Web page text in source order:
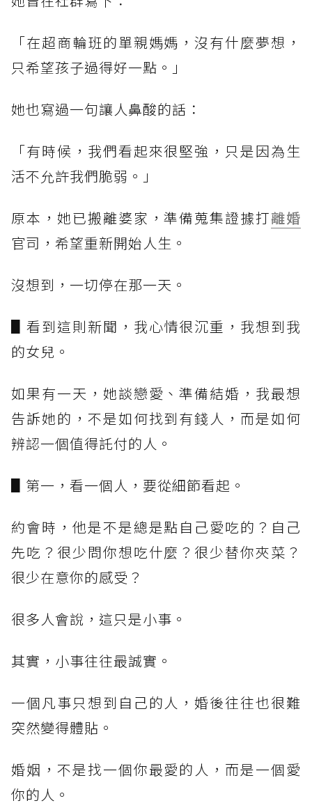
「在超商輪班的單親媽媽，沒有什麼夢想，
只希望孩子過得好一點。」
她也寫過一句讓人鼻酸的話：
「有時候，我們看起來很堅強，只是因為生
活不允許我們脆弱。」
原本，她已搬離婆家，準備蒐集證據打離婚
官司，希望重新開始人生。
沒想到，一切停在那一天。
▋看到這則新聞，我心情很沉重，我想到我
的女兒。
如果有一天，她談戀愛、準備結婚，我最想
告訴她的，不是如何找到有錢人，而是如何
辨認一個值得託付的人。
▋第一，看一個人，要從細節看起。
約會時，他是不是總是點自己愛吃的？自己
先吃？很少問你想吃什麼？很少替你夾菜？
很少在意你的感受？
很多人會說，這只是小事。
其實，小事往往最誠實。
一個凡事只想到自己的人，婚後往往也很難
突然變得體貼。
婚姻，不是找一個你最愛的人，而是一個愛
你的人。